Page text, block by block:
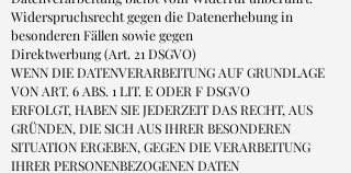
Widerspruchsrecht gegen die Datenerhebung in
besonderen Fällen sowie gegen
Direktwerbung (Art. 21 DSGVO)
WENN DIE DATENVERARBEITUNG AUF GRUNDLAGE
VON ART. 6 ABS. 1 LIT. E ODER F DSGVO
ERFOLGT, HABEN SIE JEDERZEIT DAS RECHT, AUS
GRÜNDEN, DIE SICH AUS IHRER BESONDEREN
SITUATION ERGEBEN, GEGEN DIE VERARBEITUNG
IHRER PERSONENBEZOGENEN DATEN